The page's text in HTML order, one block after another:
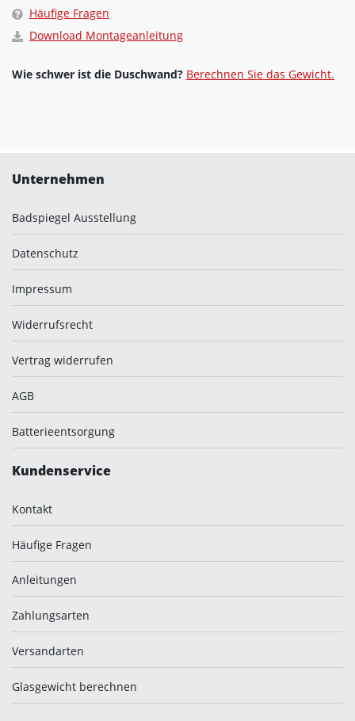
Häufige Fragen
Download Montageanleitung
Wie schwer ist die Duschwand? Berechnen Sie das Gewicht.
Unternehmen
Badspiegel Ausstellung
Datenschutz
Impressum
Widerrufsrecht
Vertrag widerrufen
AGB
Batterieentsorgung
Kundenservice
Kontakt
Häufige Fragen
Anleitungen
Zahlungsarten
Versandarten
Glasgewicht berechnen